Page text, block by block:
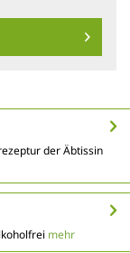
der Äbtissin
mehr